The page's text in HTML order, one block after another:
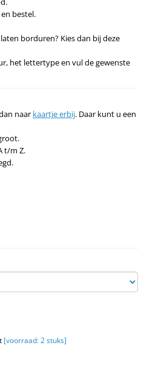
bestel.
borduren? Kies dan bij deze
het lettertype en vul de gewenste
naar kaartje erbij. Daar kunt u een
t/m Z.
[voorraad: 2 stuks]